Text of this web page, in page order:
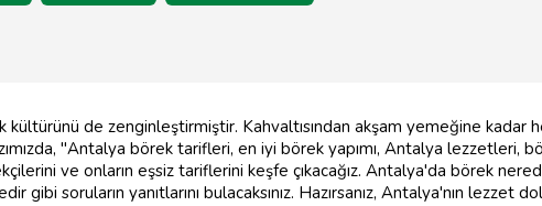
kültürünü de zenginleştirmiştir. Kahvaltısından akşam yemeğine kadar
"Antalya börek tarifleri, en iyi börek yapımı, Antalya lezzetleri,
ve onların eşsiz tariflerini keşfe çıkacağız. Antalya'da börek
gibi soruların yanıtlarını bulacaksınız. Hazırsanız, Antalya'nın lezzet